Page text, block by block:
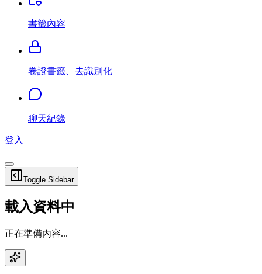
書籤內容
卷證書籤、去識別化
聊天紀錄
登入
Toggle Sidebar
載入資料中
正在準備內容...